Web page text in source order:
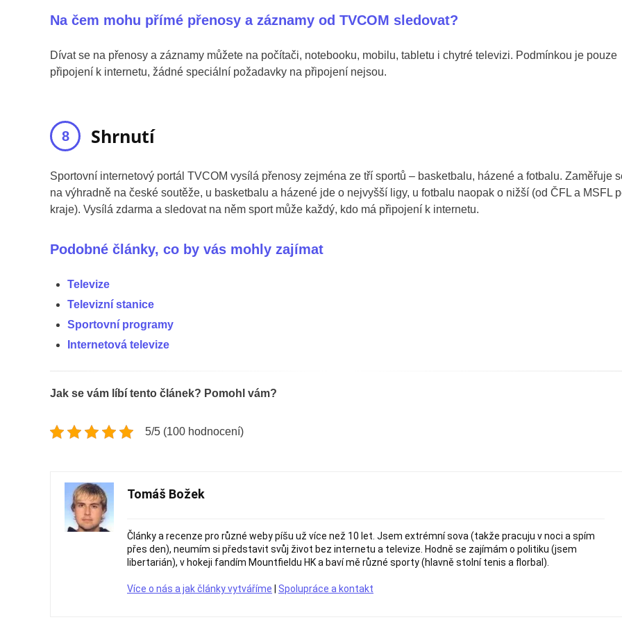
Na čem mohu přímé přenosy a záznamy od TVCOM sledovat?
Dívat se na přenosy a záznamy můžete na počítači, notebooku, mobilu, tabletu i chytré televizi. Podmínkou je pouze
připojení k internetu, žádné speciální požadavky na připojení nejsou.
Shrnutí
Sportovní internetový portál TVCOM vysílá přenosy zejména ze tří sportů – basketbalu, házené a fotbalu. Zaměřuje
na výhradně na české soutěže, u basketbalu a házené jde o nejvyšší ligy, u fotbalu naopak o nižší (od ČFL a MSFL
kraje). Vysílá zdarma a sledovat na něm sport může každý, kdo má připojení k internetu.
Podobné články, co by vás mohly zajímat
Televize
Televizní stanice
Sportovní programy
Internetová televize
Jak se vám líbí tento článek? Pomohl vám?
5/5 (100 hodnocení)
Tomáš Božek
Články a recenze pro různé weby píšu už více než 10 let. Jsem extrémní sova (takže pracuju v noci a spím
přes den), neumím si představit svůj život bez internetu a televize. Hodně se zajímám o politiku (jsem
libertarián), v hokeji fandím Mountfieldu HK a baví mě různé sporty (hlavně stolní tenis a florbal).
Více o nás a jak články vytváříme Spolupráce a kontakt